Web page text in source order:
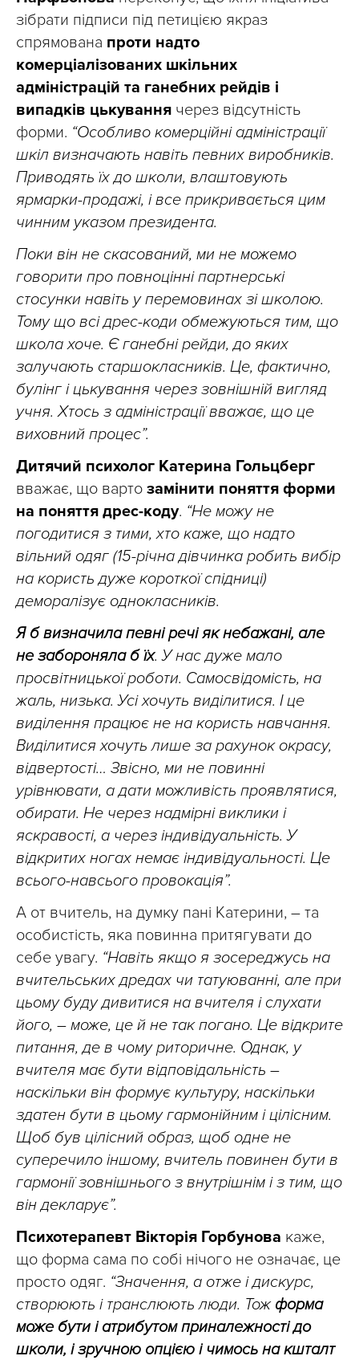
зібрати підписи під петицією якраз
спрямована проти надто
комерціалізованих шкільних
адміністрацій та ганебних рейдів і
випадків цькування через відсутність
форми. “Особливо комерційні адміністрації
шкіл визначають навіть певних виробників.
Приводять їх до школи, влаштовують
ярмарки-продажі, і все прикривається цим
чинним указом президента.
Поки він не скасований, ми не можемо
говорити про повноцінні партнерські
стосунки навіть у перемовинах зі школою.
Тому що всі дрес-коди обмежуються тим, що
школа хоче. Є ганебні рейди, до яких
залучають старшокласників. Це, фактично,
булінг і цькування через зовнішній вигляд
учня. Хтось з адміністрації вважає, що це
виховний процес”.
Дитячий психолог Катерина Гольцберг
вважає, що варто замінити поняття форми
на поняття дрес-коду. “Не можу не
погодитися з тими, хто каже, що надто
вільний одяг (15-річна дівчинка робить вибір
на користь дуже короткої спідниці)
деморалізує однокласників.
Я б визначила певні речі як небажані, але
не забороняла б їх. У нас дуже мало
просвітницької роботи. Самосвідомість, на
жаль, низька. Усі хочуть виділитися. І це
виділення працює не на користь навчання.
Виділитися хочуть лише за рахунок окрасу,
відвертості… Звісно, ми не повинні
урівнювати, а дати можливість проявлятися,
обирати. Не через надмірні виклики і
яскравості, а через індивідуальність. У
відкритих ногах немає індивідуальності. Це
всього-навсього провокація”.
А от вчитель, на думку пані Катерини, – та
особистість, яка повинна притягувати до
себе увагу. “Навіть якщо я зосереджусь на
вчительських дредах чи татуюванні, але при
цьому буду дивитися на вчителя і слухати
його, – може, це й не так погано. Це відкрите
питання, де в чому риторичне. Однак, у
вчителя має бути відповідальність –
наскільки він формує культуру, наскільки
здатен бути в цьому гармонійним і цілісним.
Щоб був цілісний образ, щоб одне не
суперечило іншому, вчитель повинен бути в
гармонії зовнішнього з внутрішнім і з тим, що
він декларує”.
Психотерапевт Вікторія Горбунова каже,
що форма сама по собі нічого не означає, це
просто одяг. “Значення, а отже і дискурс,
створюють і транслюють люди. Тож форма
може бути і атрибутом приналежності до
школи, і зручною опцією і чимось на кшталт